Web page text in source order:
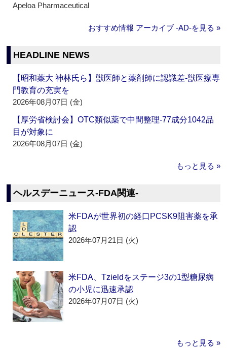
Apeloa Pharmaceutical
おすすめ情報 アーカイブ ‐AD‐を見る »
HEADLINE NEWS
【昭和薬大 神林氏ら】獣医師と薬剤師に認識差‐獣医療専
門教育の充実を
2026年08月07日 (金)
【厚労省検討会】OTC類似薬で中間整理‐77成分1042品
目が対象に
2026年08月07日 (金)
もっと見る »
ヘルスデーニュース‐FDA関連‐
米FDAが世界初の経口PCSK9阻害薬を承
認
2026年07月21日 (火)
米FDA、Tzieldをステージ3の1型糖尿病
の小児に迅速承認
2026年07月07日 (火)
もっと見る »